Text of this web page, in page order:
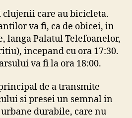
care au bicicleta.
va fi, ca de obicei, in
langa Palatul Telefoanelor,
incepand cu ora 17:30.
va fi la ora 18:00.
de a transmite
si presei un semnal in
durabile, care nu